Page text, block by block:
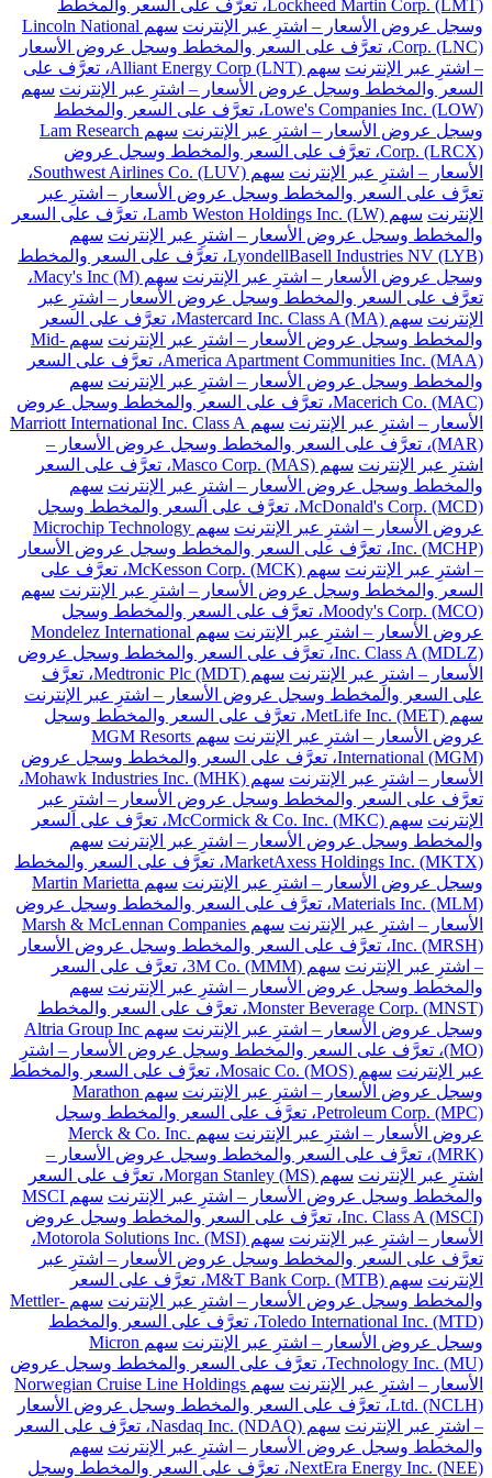
Lockheed Martin Corp. (LMT)، تعرَّف على السعر والمخطط
وسجل عروض الأسعار – اشترِ عبر الإنترنت
سهم Lincoln National
Corp. (LNC)، تعرَّف على السعر والمخطط وسجل عروض الأسعار
– اشترِ عبر الإنترنت
سهم Alliant Energy Corp (LNT)، تعرَّف على
السعر والمخطط وسجل عروض الأسعار – اشترِ عبر الإنترنت سهم
Lowe's Companies Inc. (LOW)، تعرَّف على السعر والمخطط
وسجل عروض الأسعار – اشترِ عبر الإنترنت
سهم Lam Research
Corp. (LRCX)، تعرَّف على السعر والمخطط وسجل عروض
الأسعار – اشترِ عبر الإنترنت
سهم Southwest Airlines Co. (LUV)،
تعرَّف على السعر والمخطط وسجل عروض الأسعار – اشترِ عبر
الإنترنت
سهم Lamb Weston Holdings Inc. (LW)، تعرَّف على السعر
والمخطط وسجل عروض الأسعار – اشترِ عبر الإنترنت سهم
LyondellBasell Industries NV (LYB)، تعرَّف على السعر والمخطط
وسجل عروض الأسعار – اشترِ عبر الإنترنت
سهم Macy's Inc (M)،
تعرَّف على السعر والمخطط وسجل عروض الأسعار – اشترِ عبر
الإنترنت
سهم Mastercard Inc. Class A (MA)، تعرَّف على السعر
والمخطط وسجل عروض الأسعار – اشترِ عبر الإنترنت
سهم Mid-
America Apartment Communities Inc. (MAA)، تعرَّف على السعر
والمخطط وسجل عروض الأسعار – اشترِ عبر الإنترنت سهم
Macerich Co. (MAC)، تعرَّف على السعر والمخطط وسجل عروض
الأسعار – اشترِ عبر الإنترنت
سهم Marriott International Inc. Class A
(MAR)، تعرَّف على السعر والمخطط وسجل عروض الأسعار –
اشترِ عبر الإنترنت
سهم Masco Corp. (MAS)، تعرَّف على السعر
والمخطط وسجل عروض الأسعار – اشترِ عبر الإنترنت سهم
McDonald's Corp. (MCD)، تعرَّف على السعر والمخطط وسجل
عروض الأسعار – اشترِ عبر الإنترنت
سهم Microchip Technology
Inc. (MCHP)، تعرَّف على السعر والمخطط وسجل عروض الأسعار
– اشترِ عبر الإنترنت
سهم McKesson Corp. (MCK)، تعرَّف على
السعر والمخطط وسجل عروض الأسعار – اشترِ عبر الإنترنت سهم
Moody's Corp. (MCO)، تعرَّف على السعر والمخطط وسجل
عروض الأسعار – اشترِ عبر الإنترنت
سهم Mondelez International
Inc. Class A (MDLZ)، تعرَّف على السعر والمخطط وسجل عروض
الأسعار – اشترِ عبر الإنترنت
سهم Medtronic Plc (MDT)، تعرَّف
على السعر والمخطط وسجل عروض الأسعار – اشترِ عبر الإنترنت
سهم MetLife Inc. (MET)، تعرَّف على السعر والمخطط وسجل
عروض الأسعار – اشترِ عبر الإنترنت
سهم MGM Resorts
International (MGM)، تعرَّف على السعر والمخطط وسجل عروض
الأسعار – اشترِ عبر الإنترنت
سهم Mohawk Industries Inc. (MHK)،
تعرَّف على السعر والمخطط وسجل عروض الأسعار – اشترِ عبر
الإنترنت
سهم McCormick & Co. Inc. (MKC)، تعرَّف على السعر
والمخطط وسجل عروض الأسعار – اشترِ عبر الإنترنت سهم
MarketAxess Holdings Inc. (MKTX)، تعرَّف على السعر والمخطط
وسجل عروض الأسعار – اشترِ عبر الإنترنت
سهم Martin Marietta
Materials Inc. (MLM)، تعرَّف على السعر والمخطط وسجل عروض
الأسعار – اشترِ عبر الإنترنت
سهم Marsh & McLennan Companies
Inc. (MRSH)، تعرَّف على السعر والمخطط وسجل عروض الأسعار
– اشترِ عبر الإنترنت
سهم 3M Co. (MMM)، تعرَّف على السعر
والمخطط وسجل عروض الأسعار – اشترِ عبر الإنترنت سهم
Monster Beverage Corp. (MNST)، تعرَّف على السعر والمخطط
وسجل عروض الأسعار – اشترِ عبر الإنترنت
سهم Altria Group Inc
(MO)، تعرَّف على السعر والمخطط وسجل عروض الأسعار – اشترِ
عبر الإنترنت
سهم Mosaic Co. (MOS)، تعرَّف على السعر والمخطط
وسجل عروض الأسعار – اشترِ عبر الإنترنت
سهم Marathon
Petroleum Corp. (MPC)، تعرَّف على السعر والمخطط وسجل
عروض الأسعار – اشترِ عبر الإنترنت
سهم Merck & Co. Inc.
(MRK)، تعرَّف على السعر والمخطط وسجل عروض الأسعار –
اشترِ عبر الإنترنت
سهم Morgan Stanley (MS)، تعرَّف على السعر
والمخطط وسجل عروض الأسعار – اشترِ عبر الإنترنت
سهم MSCI
Inc. Class A (MSCI)، تعرَّف على السعر والمخطط وسجل عروض
الأسعار – اشترِ عبر الإنترنت
سهم Motorola Solutions Inc. (MSI)،
تعرَّف على السعر والمخطط وسجل عروض الأسعار – اشترِ عبر
الإنترنت
سهم M&T Bank Corp. (MTB)، تعرَّف على السعر
والمخطط وسجل عروض الأسعار – اشترِ عبر الإنترنت
سهم Mettler-
Toledo International Inc. (MTD)، تعرَّف على السعر والمخطط
وسجل عروض الأسعار – اشترِ عبر الإنترنت
سهم Micron
Technology Inc. (MU)، تعرَّف على السعر والمخطط وسجل عروض
الأسعار – اشترِ عبر الإنترنت
سهم Norwegian Cruise Line Holdings
Ltd. (NCLH)، تعرَّف على السعر والمخطط وسجل عروض الأسعار
– اشترِ عبر الإنترنت
سهم Nasdaq Inc. (NDAQ)، تعرَّف على السعر
والمخطط وسجل عروض الأسعار – اشترِ عبر الإنترنت سهم
NextEra Energy Inc. (NEE)، تعرَّف على السعر والمخطط وسجل